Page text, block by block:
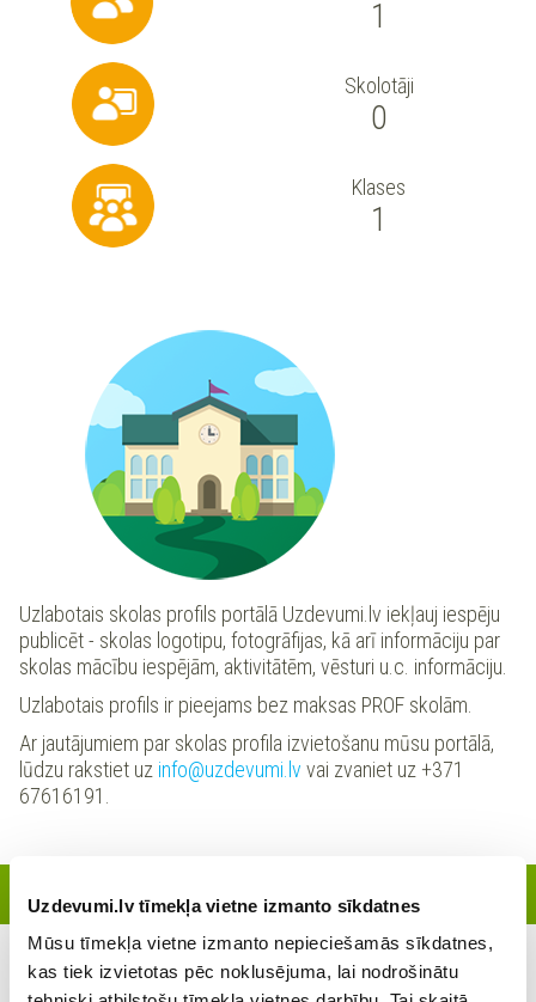
Uzdevumi.lv tīmekļa vietne izmanto sīkdatnes
Mūsu tīmekļa vietne izmanto nepieciešamās sīkdatnes,
kas tiek izvietotas pēc noklusējuma, lai nodrošinātu
1
Skolotāji
0
Klases
1
Uzlabotais skolas profils portālā Uzdevumi.lv iekļauj iespēju
publicēt - skolas logotipu, fotogrāfijas, kā arī informāciju par
skolas mācību iespējām, aktivitātēm, vēsturi u.c. informāciju.
Uzlabotais profils ir pieejams bez maksas PROF skolām.
Ar jautājumiem par skolas profila izvietošanu mūsu portālā,
lūdzu rakstiet uz info@uzdevumi.lv vai zvaniet uz +371
67616191.
Reģistrētie skolotāji
Šajā skolā šobrīd nav reģistrējies neviens skolotājs